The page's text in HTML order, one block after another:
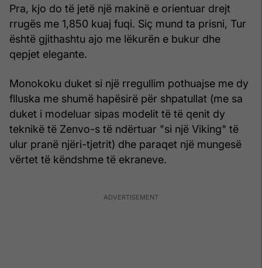
Pra, kjo do të jetë një makinë e orientuar drejt
rrugës me 1,850 kuaj fuqi. Siç mund ta prisni, Tur
është gjithashtu ajo me lëkurën e bukur dhe
qepjet elegante.
Monokoku duket si një rregullim pothuajse me dy
flluska me shumë hapësirë për shpatullat (me sa
duket i modeluar sipas modelit të të qenit dy
teknikë të Zenvo-s të ndërtuar "si një Viking" të
ulur pranë njëri-tjetrit) dhe paraqet një mungesë
vërtet të këndshme të ekraneve.